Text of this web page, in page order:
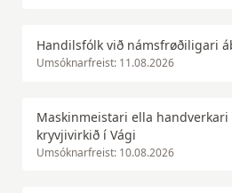
Handilsfólk við námsfrøðiligari
Umsóknarfreist: 11.08.2026
Maskinmeistari ella handverkari
kryvjivirkið í Vági
Umsóknarfreist: 10.08.2026